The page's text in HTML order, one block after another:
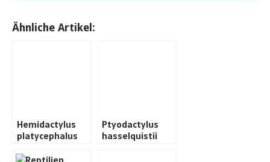
Ähnliche Artikel:
Hemidactylus
platycephalus
Ptyodactylus
hasselquistii